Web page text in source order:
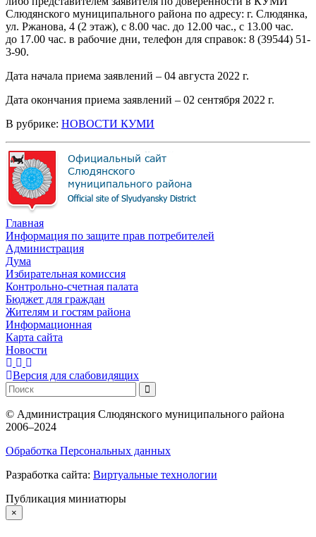
Слюдянского муниципального района по адресу: г. Слюдянка,
ул. Ржанова, 4 (2 этаж), с 8.00 час. до 12.00 час., с 13.00 час.
до 17.00 час. в рабочие дни, телефон для справок: 8 (39544) 51-
3-90.
Дата начала приема заявлений – 04 августа 2022 г.
Дата окончания приема заявлений – 02 сентября 2022 г.
В рубрике: НОВОСТИ КУМИ
Главная
Информация по защите прав потребителей
Администрация
Дума
Избирательная комиссия
Контрольно-счетная палата
Бюджет для граждан
Жителям и гостям района
Информационная
Карта сайта
Новости
Версия для слабовидящих
© Администрация Слюдянского муниципального района
2006–2024
Обработка Персональных данных
Разработка сайта: Виртуальные технологии
Публикация миниатюры
×